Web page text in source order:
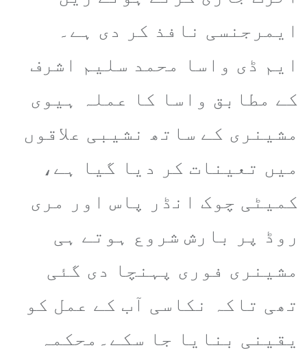
ایمرجنسی نافذ کر دی ہے۔
ایم ڈی واسا محمد سلیم اشرف
کے مطابق واسا کا عملہ ہیوی
مشینری کے ساتھ نشیبی علاقوں
میں تعینات کر دیا گیا ہے،
کمیٹی چوک انڈر پاس اور مری
روڈ پر بارش شروع ہوتے ہی
مشینری فوری پہنچا دی گئی
تھی تاکہ نکاسی آب کے عمل کو
یقینی بنایا جا سکے۔محکمہ